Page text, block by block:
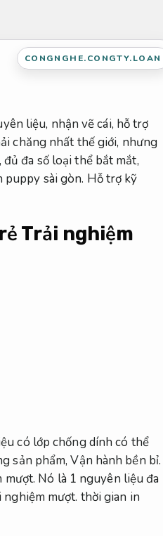
CONGNGHE.CONGTY.LOAN
liệu, nhận vẽ cái, hỗ trợ
chăng nhất thế giới, nhưng
đa số loại thể bắt mắt,
puppy sài gòn. Hỗ trợ kỹ
Trải nghiệm
có lớp chống dính có thể
sản phẩm,Vận hành bền bỉ.
mượt. Nó là 1 nguyên liệu đa
nghiệm mượt. thời gian in